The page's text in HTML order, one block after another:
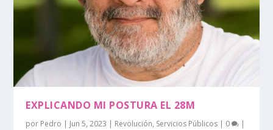
EXPLICANDO MI POSTURA EL 28M
por Pedro | Jun 5, 2023 | Revolución, Servicios Públicos | 0 |